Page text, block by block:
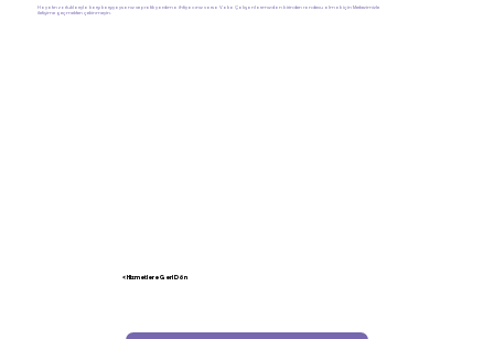
< Hizmetlere Geri Dön
Hayatın zorluklarıyla karşı karşıyaysanız ve pratik yardıma ihtiyacınız varsa Vaka Çalışanlarımızdan birinden randevu almak için Merkezimizle
iletişime geçmekten çekinmeyin.